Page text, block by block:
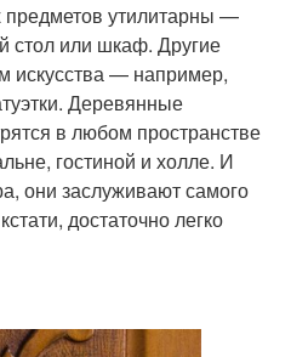
утилитарны —
стол или шкаф. Другие
искусства — например,
Деревянные
в любом пространстве
гостиной и холле. И
они заслуживают самого
достаточно легко